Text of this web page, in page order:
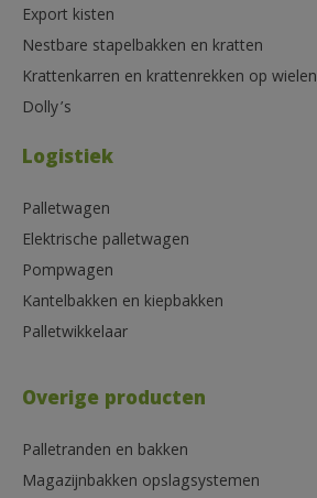
Export kisten
Nestbare stapelbakken en kratten
Krattenkarren en krattenrekken op wielen
Dolly’s
Logistiek
Palletwagen
Elektrische palletwagen
Pompwagen
Kantelbakken en kiepbakken
Palletwikkelaar
Overige producten
Palletranden en bakken
Magazijnbakken opslagsystemen